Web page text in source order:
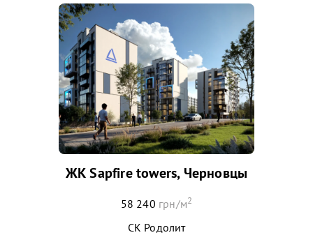
ЖК Sapfire towers, Черновцы
58 240 грн/м2
СК Родолит